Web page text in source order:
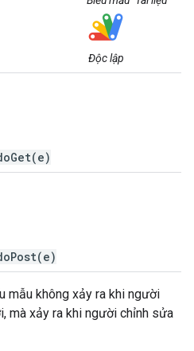
Độc lập
mẫu không xảy ra khi người
mà xảy ra khi người chỉnh sửa